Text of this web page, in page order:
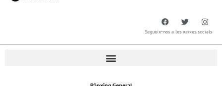
Segueix-nos a les xarxes socials